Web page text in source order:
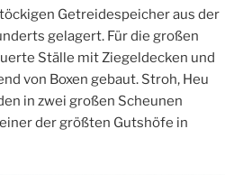
Getreidespeicher aus der
gelagert. Für die großen
Ställe mit Ziegeldecken und
von Boxen gebaut. Stroh, Heu
in zwei großen Scheunen
der größten Gutshöfe in